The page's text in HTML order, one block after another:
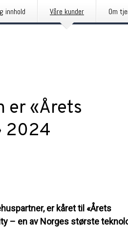
innhold Våre kunder Om
er «Årets
2024
er kåret til «Årets
– en av Norges største